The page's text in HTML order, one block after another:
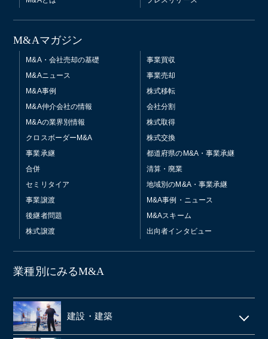
M&Aマガジン
M&A・会社売却の基礎
M&Aニュース
M&A事例
M&A仲介会社の情報
M&Aの業界別情報
クロスボーダーM&A
事業承継
合併
セミリタイア
事業譲渡
後継者問題
株式譲渡
事業買収
事業売却
株式移転
会社分割
株式取得
株式交換
都道府県のM&A・事業承継
清算・廃業
地域別のM&A・事業承継
M&A事例・ニュース
M&Aスキーム
出向者インタビュー
業種別にみるM&A
建設・建築